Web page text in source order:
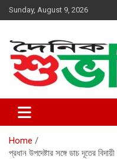
Skip
to
Sunday, August 9, 2026
shubhodin
Home
প্রধান উপদেষ্টার সঙ্গে ডাচ দূতের